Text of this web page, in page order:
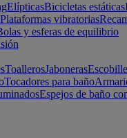
ElípticasBicicletas estáticas
Plataformas vibratorias
y esferas de equilibrio
ToallerosJaboneras
Tocadores para baño
Espejos de baño